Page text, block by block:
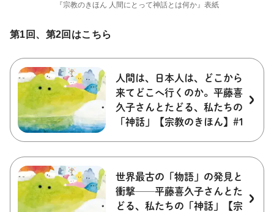
『宗教のきほん 人間にとって神話とは何か』表紙
第1回、第2回はこちら
人間は、日本人は、どこから
来てどこへ行くのか。平藤喜
久子さんとたどる、私たちの
「神話」【宗教のきほん】#1
世界最古の「物語」の発見と
衝撃──平藤喜久子さんとた
どる、私たちの「神話」【宗